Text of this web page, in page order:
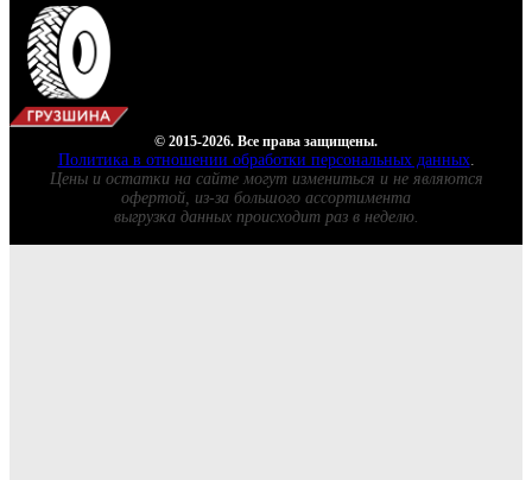
© 2015-2026. Все права защищены.
Политика в отношении обработки персональных данных.
Цены и остатки на сайте могут измениться и не являются
офертой, из-за большого ассортимента
выгрузка данных происходит раз в неделю.